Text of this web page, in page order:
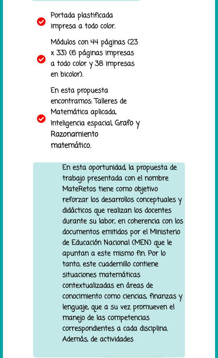
Portada plastificada
impresa a todo color.
Módulos con 44 páginas (23
x 33) (6 páginas impresas
a todo color y 38 impresas
en bicolor).
En esta propuesta
encontramos: Talleres de
Matemática aplicada,
Inteligencia espacial,Grafo y
Razonamiento
matemático.
En esta oportunidad, la propuesta de
trabajo presentada con el nombre
MateRetos tiene como objetivo
reforzar los desarrollos conceptuales y
didácticos que realizan los docentes
durante su labor, en coherencia con los
documentos emitidos por el Ministerio
de Educación Nacional (MEN) que le
apuntan a este mismo fin. Por lo
tanto, este cuadernillo contiene
situaciones matemáticas
contextualizadas en áreas de
conocimiento como ciencias, finanzas y
lenguaje, que a su vez promueven el
manejo de las competencias
correspondientes a cada disciplina.
Además, de actividades